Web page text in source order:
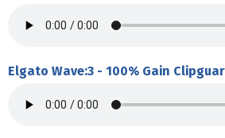
Elgato Wave:3 - 100% Gain